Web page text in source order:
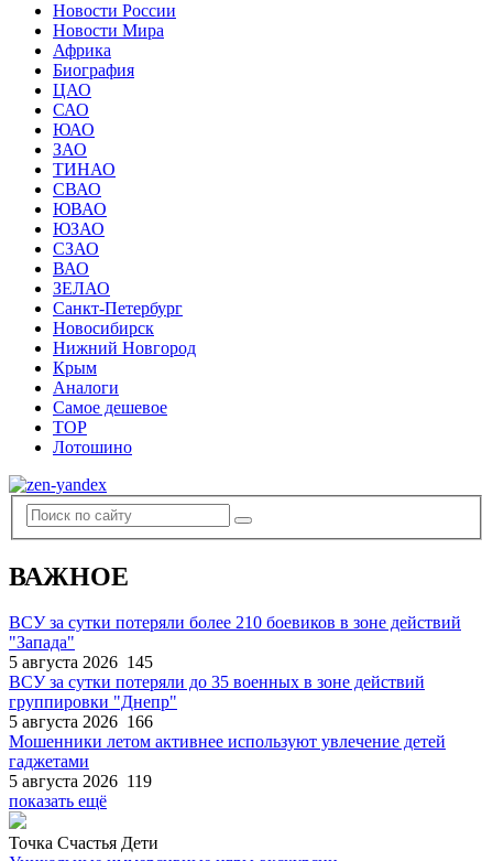
Новости России
Новости Мира
Африка
Биография
ЦАО
САО
ЮАО
ЗАО
ТИНАО
СВАО
ЮВАО
ЮЗАО
СЗАО
ВАО
ЗЕЛАО
Санкт-Петербург
Новосибирск
Нижний Новгород
Крым
Аналоги
Самое дешевое
TOP
Лотошино
ВАЖНОЕ
ВСУ за сутки потеряли более 210 боевиков в зоне действий
"Запада"
5 августа 2026 145
ВСУ за сутки потеряли до 35 военных в зоне действий
группировки "Днепр"
5 августа 2026 166
Мошенники летом активнее используют увлечение детей
гаджетами
5 августа 2026 119
показать ещё
Точка Счастья Дети